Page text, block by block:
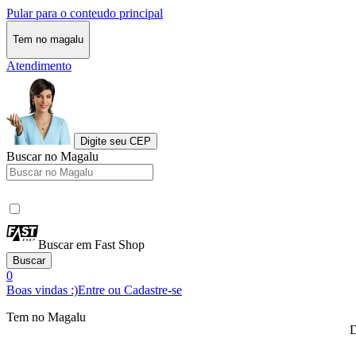
Pular para o conteudo principal
Tem no magalu
Atendimento
Digite seu CEP
Buscar no Magalu
Buscar em Fast Shop
Buscar
0
Boas vindas :)Entre ou Cadastre-se
Tem no Magalu